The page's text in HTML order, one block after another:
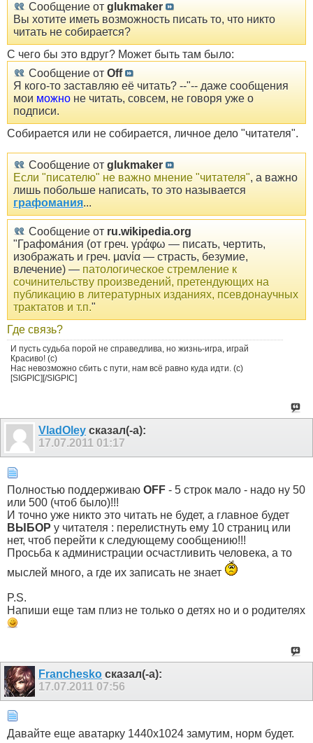
Сообщение от glukmaker
Вы хотите иметь возможность писать то, что никто
читать не собирается?
С чего бы это вдруг? Может быть там было:
Сообщение от Off
Я кого-то заставляю её читать? --"-- даже сообщения
мои можно не читать, совсем, не говоря уже о
подписи.
Собирается или не собирается, личное дело "читателя".
Сообщение от glukmaker
Если "писателю" не важно мнение "читателя", а важно
лишь побольше написать, то это называется
графомания...
Сообщение от ru.wikipedia.org
"Графома́ния (от греч. γράφω — писать, чертить,
изображать и греч. μανία — страсть, безумие,
влечение) — патологическое стремление к
сочинительству произведений, претендующих на
публикацию в литературных изданиях, псевдонаучных
трактатов и т.п."
Где связь?
И пусть судьба порой не справедлива, но жизнь-игра, играй
Красиво! (с)
Нас невозможно сбить с пути, нам всё равно куда идти. (с)
[SIGPIC][/SIGPIC]
VladOley сказал(-а):
17.07.2011 01:17
Полностью поддерживаю OFF - 5 строк мало - надо ну 50
или 500 (чтоб было)!!!
И точно уже никто это читать не будет, а главное будет
ВЫБОР у читателя : перелистнуть ему 10 страниц или
нет, чтоб перейти к следующему сообщению!!!
Просьба к администрации осчастливить человека, а то
мыслей много, а где их записать не знает
P.S.
Напиши еще там плиз не только о детях но и о родителях
Franchesko сказал(-а):
17.07.2011 07:56
Давайте еще аватарку 1440х1024 замутим, норм будет.